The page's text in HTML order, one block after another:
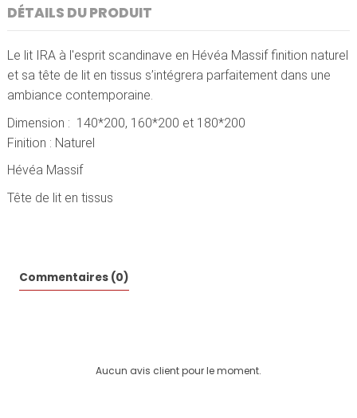
DÉTAILS DU PRODUIT
Le lit IRA à l'esprit scandinave en Hévéa Massif finition naturel
et sa tête de lit en tissus s’intégrera parfaitement dans une
ambiance contemporaine.
Dimension : 140*200, 160*200 et 180*200
Finition : Naturel
Hévéa Massif
Tête de lit en tissus
Commentaires (0)
Aucun avis client pour le moment.